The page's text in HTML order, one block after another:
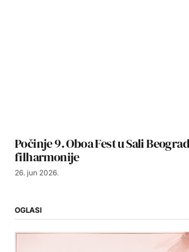
Počinje 9. Oboa Fest u Sali
filharmonije
26. jun 2026.
OGLASI